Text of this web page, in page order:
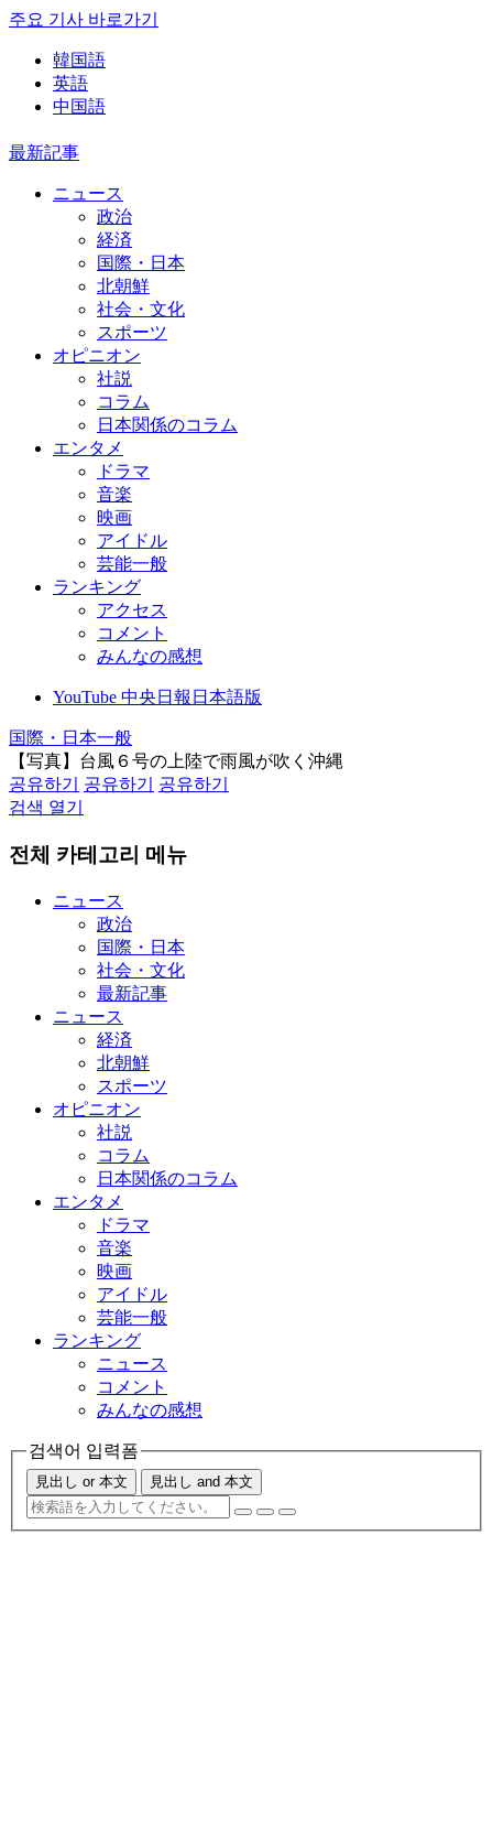
주요 기사 바로가기
韓国語
英語
中国語
最新記事
ニュース
政治
経済
国際・日本
北朝鮮
社会・文化
スポーツ
オピニオン
社説
コラム
日本関係のコラム
エンタメ
ドラマ
音楽
映画
アイドル
芸能一般
ランキング
アクセス
コメント
みんなの感想
YouTube 中央日報日本語版
国際・日本一般
【写真】台風６号の上陸で雨風が吹く沖縄
공유하기
공유하기
공유하기
검색 열기
전체 카테고리 메뉴
ニュース
政治
国際・日本
社会・文化
最新記事
ニュース
経済
北朝鮮
スポーツ
オピニオン
社説
コラム
日本関係のコラム
エンタメ
ドラマ
音楽
映画
アイドル
芸能一般
ランキング
ニュース
コメント
みんなの感想
검색어 입력폼
見出し or 本文 見出し and 本文